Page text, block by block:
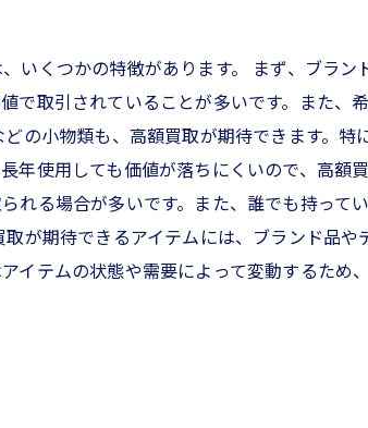
いくつかの特徴があります。 まず、ブラ
で取引されていることが多いです。また、
の小物類も、高額買取が期待できます。
年使用しても価値が落ちにくいので、高額
れる場合が多いです。また、誰でも持って
が期待できるアイテムには、ブランド品
イテムの状態や需要によって変動するた